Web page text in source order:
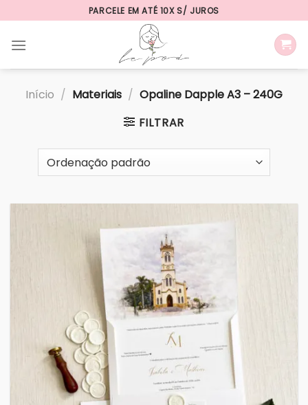
to
content
PARCELE EM ATÉ 10X S/ JUROS
Início / Materiais / Opaline Dapple A3 – 240G
FILTRAR